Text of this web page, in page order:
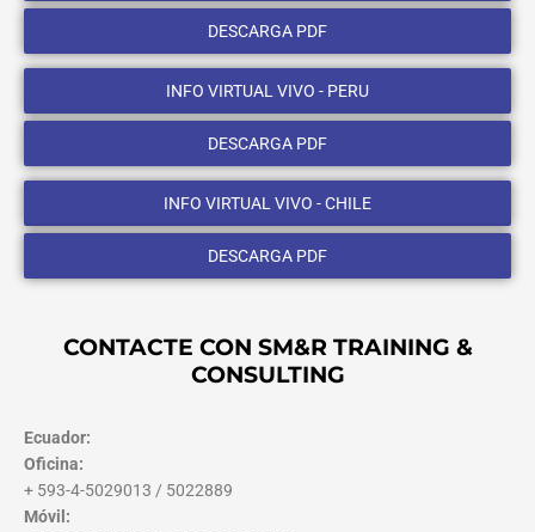
DESCARGA PDF
INFO VIRTUAL VIVO - PERU
DESCARGA PDF
INFO VIRTUAL VIVO - CHILE
DESCARGA PDF
CONTACTE CON SM&R TRAINING &
CONSULTING
Ecuador:
Oficina:
+ 593-4-5029013 / 5022889
Móvil: